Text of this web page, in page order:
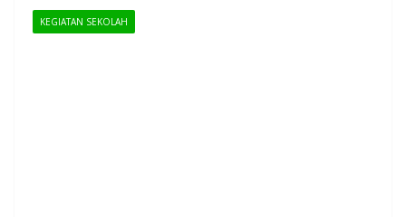
KEGIATAN SEKOLAH